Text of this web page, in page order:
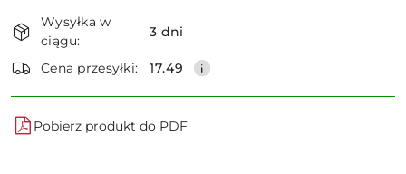
i
dostawa
Wysyłka w
ciągu:
3 dni
Cena przesyłki: 17.49
Pobierz produkt do PDF